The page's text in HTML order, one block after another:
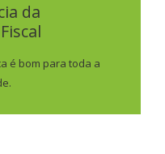
da
é bom para toda a